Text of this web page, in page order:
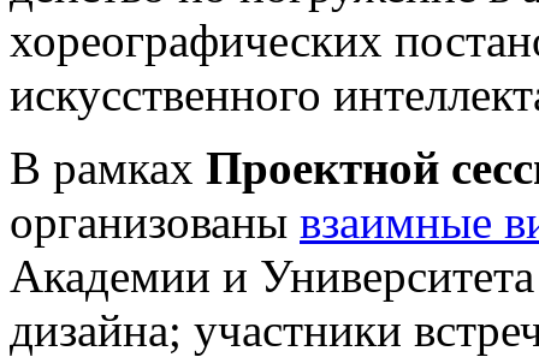
хореографических
искусственного
В рамках Проектной
организованы взаимные
Академии и
дизайна; участники